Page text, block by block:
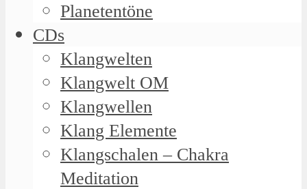
Planetentöne
CDs
Klangwelten
Klangwelt OM
Klangwellen
Klang Elemente
Klangschalen – Chakra
Meditation